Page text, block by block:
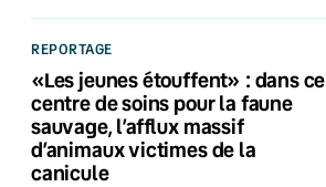
REPORTAGE
«Les jeunes étouffent» : dans ce
centre de soins pour la faune
sauvage, l’afflux massif
d’animaux victimes de la
canicule